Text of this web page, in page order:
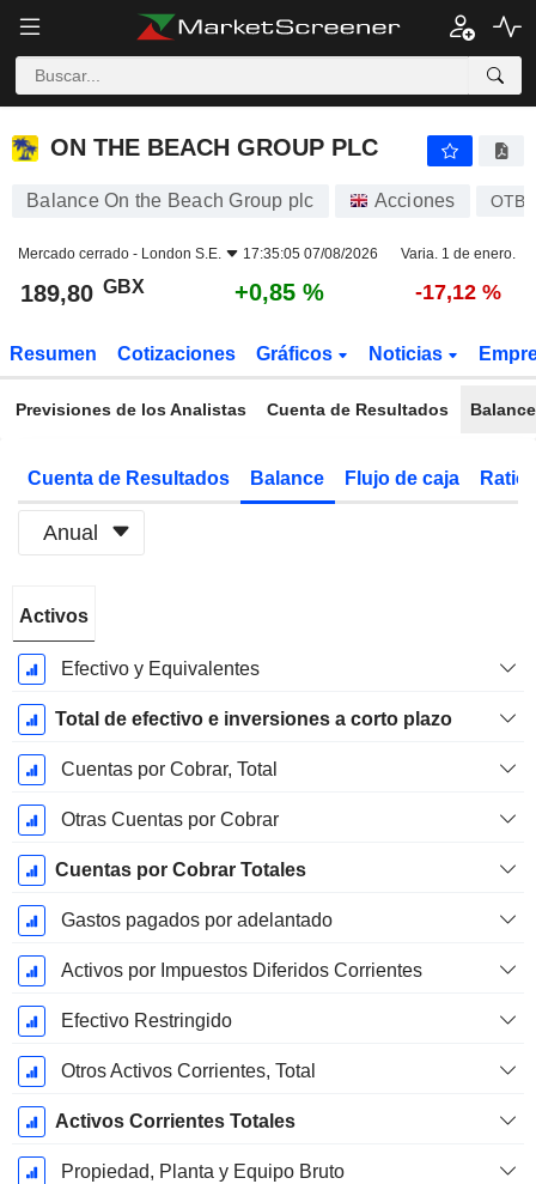
ON THE BEACH GROUP PLC
ON THE BEACH GROUP PLC
Balance On the Beach Group plc Acciones OTB
Mercado cerrado - London S.E. 17:35:05 07/08/2026 Varia. 1 de enero.
189,80 GBX +0,85 % -17,12 %
Resumen Cotizaciones Gráficos Noticias
Previsiones de los Analistas Cuenta de Resultados Balance
Cuenta de Resultados Balance Flujo de caja
Anual
fiscal:
Septiembre
Activos
Efectivo y Equivalentes
Total de efectivo e inversiones a corto plazo
Cuentas por Cobrar, Total
Otras Cuentas por Cobrar
Cuentas por Cobrar Totales
Gastos pagados por adelantado
Activos por Impuestos Diferidos Corrientes
Efectivo Restringido
Otros Activos Corrientes, Total
Activos Corrientes Totales
Propiedad, Planta y Equipo Bruto